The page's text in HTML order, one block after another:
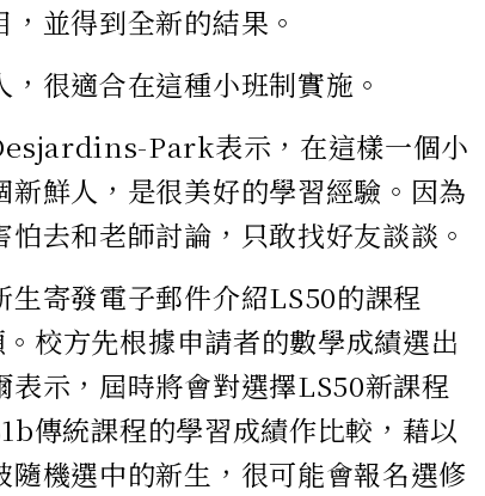
並得到全新的結果。
很適合在這種小班制實施。
Park表示，在這樣一個小
鮮人，是很美好的學習經驗。因為
去和老師討論，只敢找好友談談。
寄發電子郵件介紹LS50的課程
校方先根據申請者的數學成績選出
示，屆時將會對選擇LS50新課程
傳統課程的學習成績作比較，藉以
機選中的新生，很可能會報名選修